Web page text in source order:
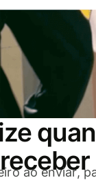
ao enviar,